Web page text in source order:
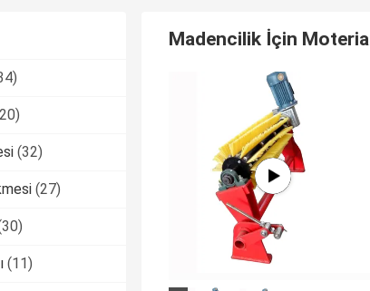
(32)
(27)
(11)
Madencilik İçin